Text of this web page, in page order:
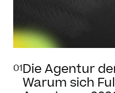
01Die Agentur
Warum sich